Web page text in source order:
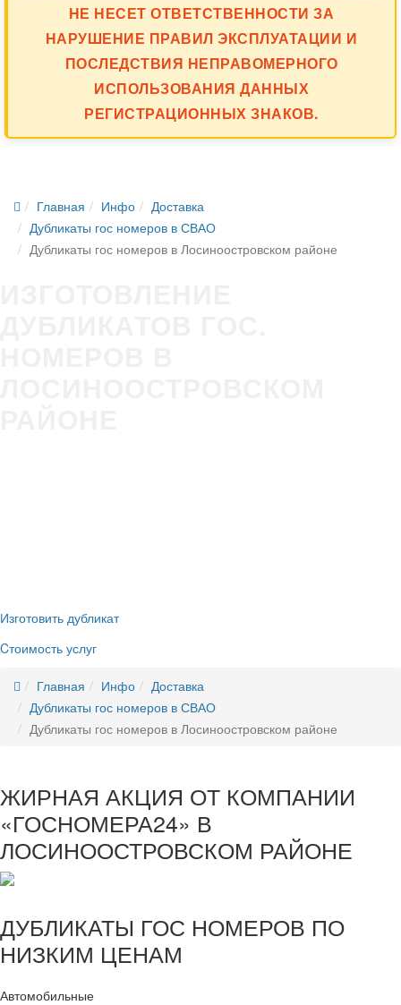
НЕ НЕСЕТ ОТВЕТСТВЕННОСТИ ЗА
НАРУШЕНИЕ ПРАВИЛ ЭКСПЛУАТАЦИИ И
ПОСЛЕДСТВИЯ НЕПРАВОМЕРНОГО
ИСПОЛЬЗОВАНИЯ ДАННЫХ
РЕГИСТРАЦИОННЫХ ЗНАКОВ.
Главная Инфо
Доставка
Дубликаты гос номеров в СВАО
Дубликаты гос номеров в Лосиноостровском районе
Изготовить дубликат
Cтоимость услуг
Главная Инфо
Доставка
Дубликаты гос номеров в СВАО
Дубликаты гос номеров в Лосиноостровском районе
ЖИРНАЯ АКЦИЯ ОТ КОМПАНИИ
«ГОСНОМЕРА24» В
ЛОСИНООСТРОВСКОМ РАЙОНЕ
ДУБЛИКАТЫ ГОС НОМЕРОВ ПО
НИЗКИМ ЦЕНАМ
Автомобильные